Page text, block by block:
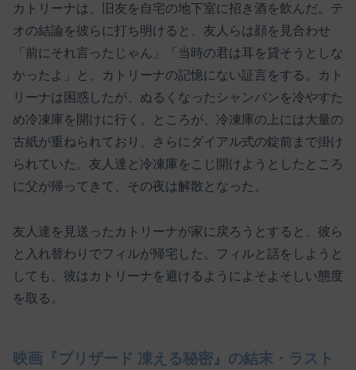
カトリーナは、旧友を自宅の地下室に招き酒を飲んだ。テ
オの結論を彼らに打ち明けると、友人らは顔を見合わせ
「前にそれ言ったじゃん」「当時の君は耳を貸そうとしな
かったよ」と、カトリーナの記憶にない証言をする。カト
リーナは困惑したが、ぬるくなったシャンパンを冷やすた
め冷凍庫を開けに行く。ところが、冷凍庫の上には大量の
古紙が重ねられており、さらにダイアル式の錠前まで掛け
られていた。友人達と冷凍庫をこじ開けようとしたところ
に父が帰ってきて、その夜は解散となった。
友人達を見送ったカトリーナが家に戻ろうとすると、彼ら
と入れ替わりでフィルが帰宅した。フィルと話をしようと
しても、彼はカトリーナを避けるようによそよそしい態度
を取る。
映画『ブリザード 凍える秘密』の結末・ラスト